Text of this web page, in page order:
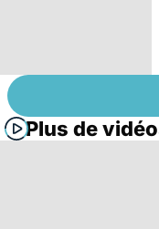
Plus de